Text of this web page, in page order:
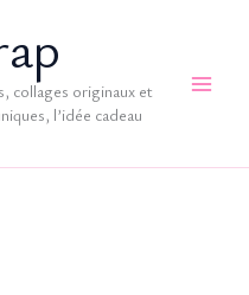
collages originaux et
l’idée cadeau